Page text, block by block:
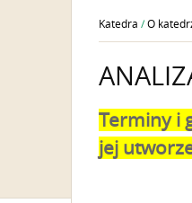
Katedra / O
Terminy i
jej